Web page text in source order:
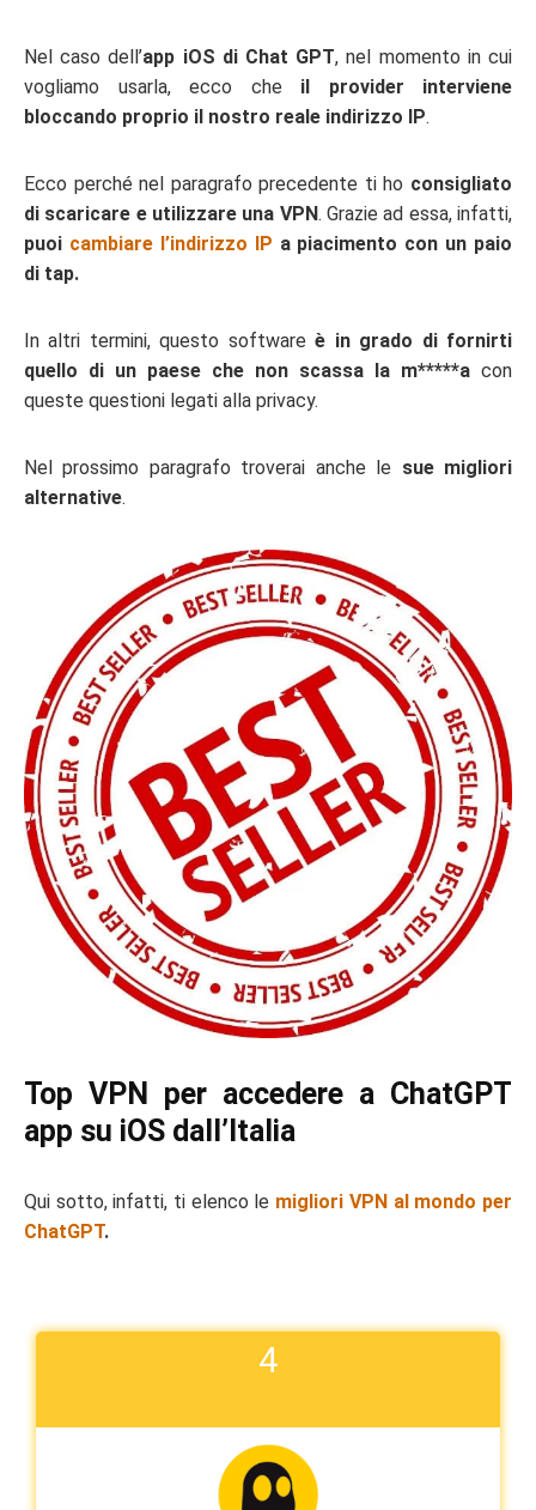
Nel caso dell’app iOS di Chat GPT, nel momento in cui
vogliamo usarla, ecco che il provider interviene
bloccando proprio il nostro reale indirizzo IP.
Ecco perché nel paragrafo precedente ti ho consigliato
di scaricare e utilizzare una VPN. Grazie ad essa, infatti,
puoi cambiare l’indirizzo IP a piacimento con un paio
di tap.
In altri termini, questo software è in grado di fornirti
quello di un paese che non scassa la m*****a con
queste questioni legati alla privacy.
Nel prossimo paragrafo troverai anche le sue migliori
alternative.
Top VPN per accedere a ChatGPT
app su iOS dall’Italia
Qui sotto, infatti, ti elenco le migliori VPN al mondo per
ChatGPT.
4